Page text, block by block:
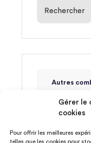
Gérer le
cookies
Pour offrir les meilleures
telles que les cookies pour
Rechercher
Autres
Finales